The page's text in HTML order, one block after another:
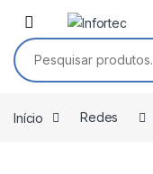
Saltar para navegação
Pular para o conteúdo
Pesquisar por:
Início Redes